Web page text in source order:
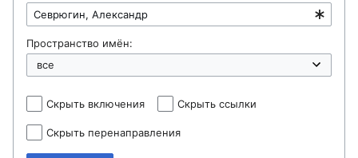
Пространство имён:
Скрыть включения Скрыть ссылки
Скрыть перенаправления